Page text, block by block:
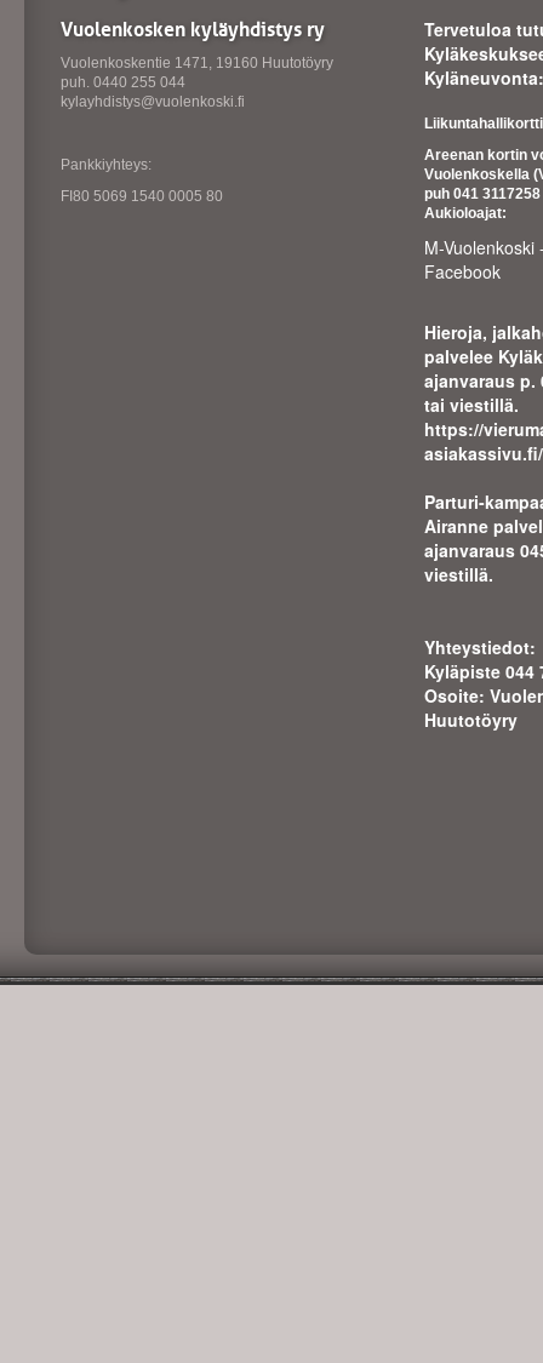
Vuolenkosken kyläyhdistys ry
Vuolenkoskentie 1471, 19160 Huutotöyry
puh. 0440 255 044
kylayhdistys@vuolenkoski.fi
Pankkiyhteys:
FI80 5069 1540 0005 80
Tervetuloa
Areenan kortin
Vuolenkoskella
puh 041 3117258
Aukioloajat:
M-
Facebook
Hieroja,
palvelee
ajanvaraus p.
tai viestillä.
https://
Parturi-
Airanne
ajanvaraus
viestillä.
Yhteystiedot:
Kyläpiste 044
Osoite:
Huutotöyry